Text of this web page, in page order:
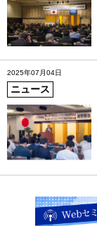
2025年07月04日
ニュース